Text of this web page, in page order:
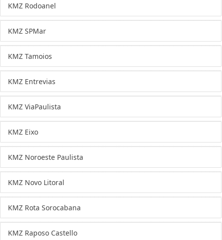
KMZ Rodoanel
KMZ SPMar
KMZ Tamoios
KMZ Entrevias
KMZ ViaPaulista
KMZ Eixo
KMZ Noroeste Paulista
KMZ Novo Litoral
KMZ Rota Sorocabana
KMZ Raposo Castello